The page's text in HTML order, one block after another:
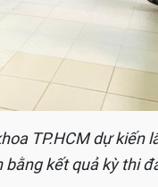
TP.HCM dự kiến
kết quả kỳ thi